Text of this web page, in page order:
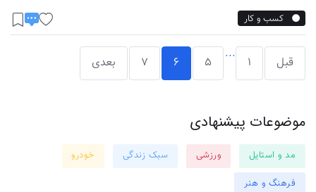
کسب و کار
قبل 1
...
5
6
7 بعدی
موضوعات پیشنهادی
مد و استایل ورزشی سبک زندگی
خودرو
فرهنگ و هنر